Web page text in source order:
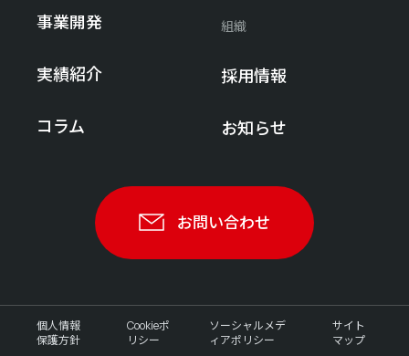
事業開発
実績紹介
コラム
組織
採用情報
お知らせ
お問い合わせ
個人情報
保護方針
Cookieポ
リシー
ソーシャルメデ
ィアポリシー
サイト
マップ